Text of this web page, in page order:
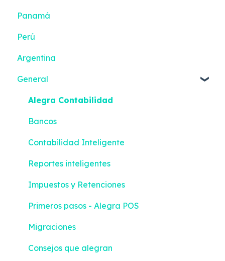
Panamá
Perú
Argentina
General
Alegra Contabilidad
Bancos
Contabilidad Inteligente
Reportes inteligentes
Impuestos y Retenciones
Primeros pasos - Alegra POS
Migraciones
Consejos que alegran